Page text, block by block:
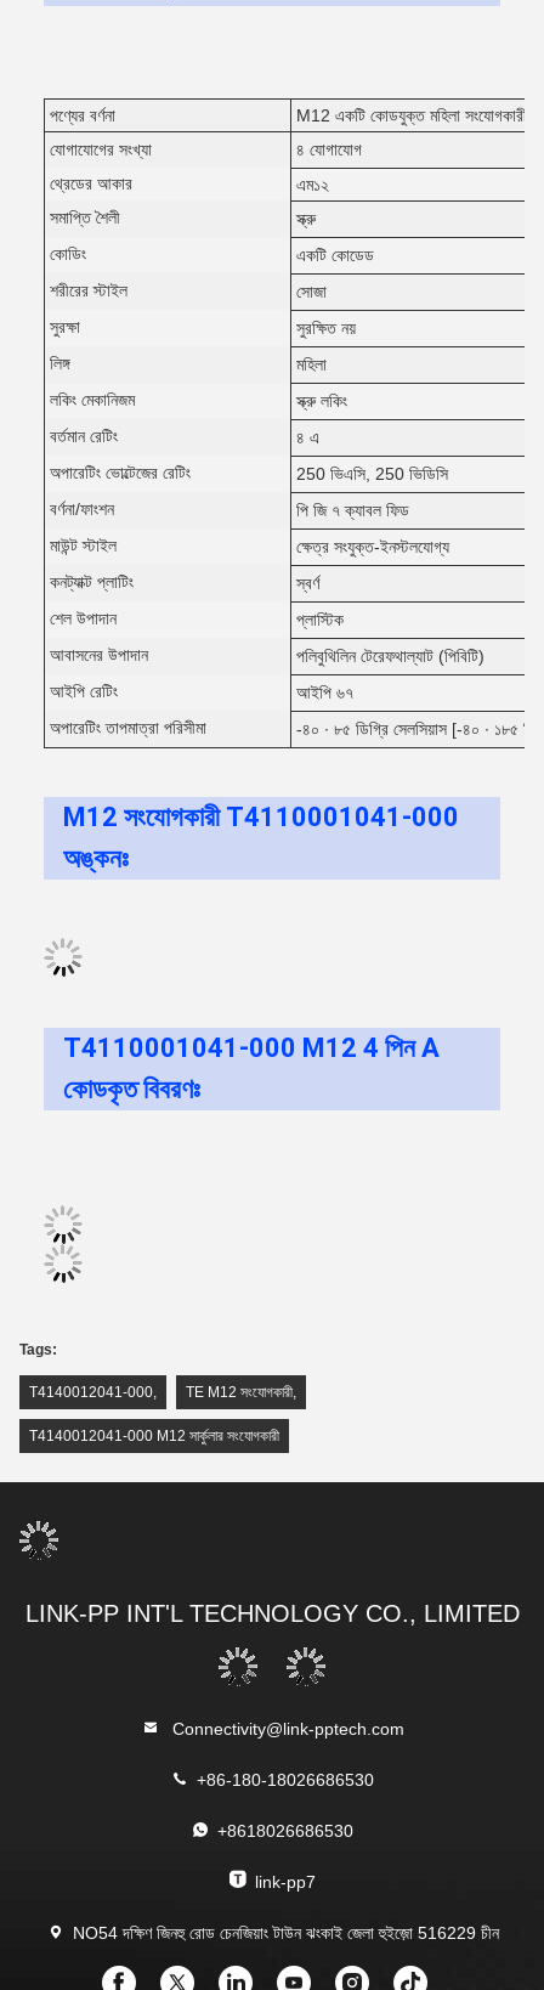
পণ্যের বর্ণনা
M12 একটি কোডযুক্ত মহিলা সংযোগকারী
যোগাযোগের সংখ্যা
৪ যোগাযোগ
থ্রেডের আকার
এম১২
সমাপ্তি শৈলী
স্ক্রু
কোডিং
একটি কোডেড
শরীরের স্টাইল
সোজা
সুরক্ষা
সুরক্ষিত নয়
লিঙ্গ
মহিলা
লকিং মেকানিজম
স্ক্রু লকিং
বর্তমান রেটিং
৪ এ
অপারেটিং ভোল্টেজের রেটিং
250 ভিএসি, 250 ভিডিসি
বর্ণনা/ফাংশন
পি জি ৭ ক্যাবল ফিড
মাউন্ট স্টাইল
ক্ষেত্র সংযুক্ত-ইনস্টলযোগ্য
কনট্যাক্ট প্লাটিং
স্বর্ণ
শেল উপাদান
প্লাস্টিক
আবাসনের উপাদান
পলিবুথিলিন টেরেফথাল্যাট (পিবিটি)
আইপি রেটিং
আইপি ৬৭
অপারেটিং তাপমাত্রা পরিসীমা
-৪০ ∙ ৮৫ ডিগ্রি সেলসিয়াস [-৪০ ∙ ১৮৫
M12 সংযোগকারী T4110001041-000
অঙ্কনঃ
T4110001041-000 M12 4 পিন A
কোডকৃত বিবরণঃ
Tags:
T4140012041-000, TE M12 সংযোগকারী,
T4140012041-000 M12 সার্কুলার সংযোগকারী
LINK-PP INT'L TECHNOLOGY CO., LIMITED
Connectivity@link-pptech.com
+86-180-18026686530
+8618026686530
link-pp7
NO54 দক্ষিণ জিনহু রোড চেনজিয়াং টাউন ঝংকাই জেলা হুইজ়ো 516229 চীন